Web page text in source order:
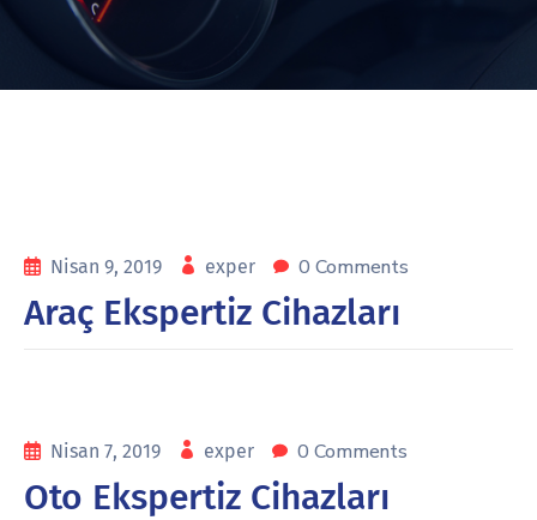
Nisan 9, 2019 exper 0 Comments
Araç Ekspertiz Cihazları
Nisan 7, 2019 exper 0 Comments
Oto Ekspertiz Cihazları